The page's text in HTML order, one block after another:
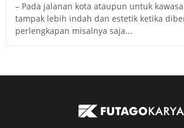
– Pada jalanan kota ataupun untuk
tampak lebih indah dan estetik ketika
perlengkapan misalnya saja...